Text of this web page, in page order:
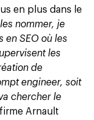
en plus dans le
nommer, je
en SEO où les
les
de
engineer, soit
chercher le
Arnault